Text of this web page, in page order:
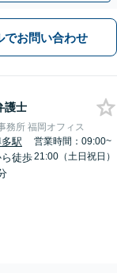
でお問い合わせ
護士
務所 福岡オフィス
駅
徒歩
営業時間：09:00~
21:00（土日祝日）